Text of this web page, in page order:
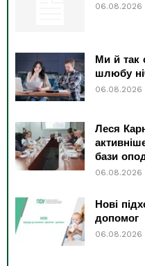
06.08.2026
Ми й так
шлюбу
06.08.2026
Леся
бази
06.08.2026
Нові
допомог
06.08.2026